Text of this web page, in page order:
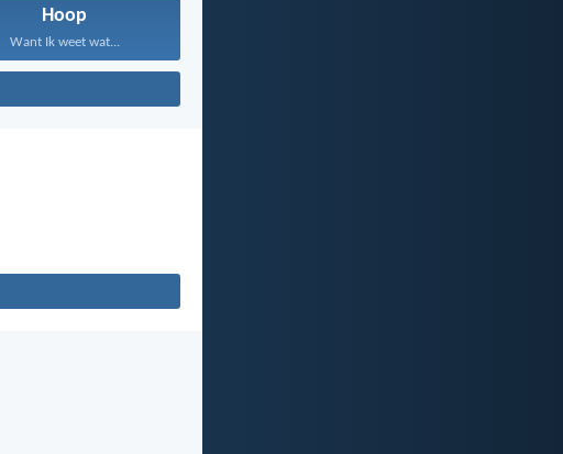
Hoop
Want Ik weet wat...